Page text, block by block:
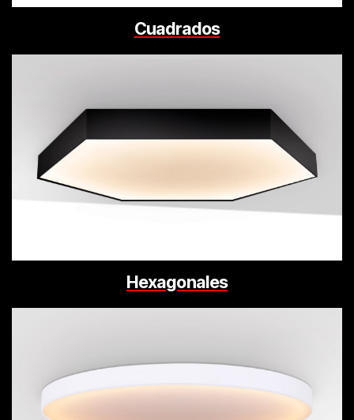
Cuadrados
Hexagonales